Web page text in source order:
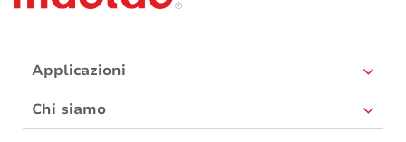
Applicazioni
Chi siamo